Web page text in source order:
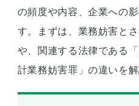
の頻度や内容、企業への
す。まずは、業務妨害と
や、関連する法律である
計業務妨害罪」の違いを解